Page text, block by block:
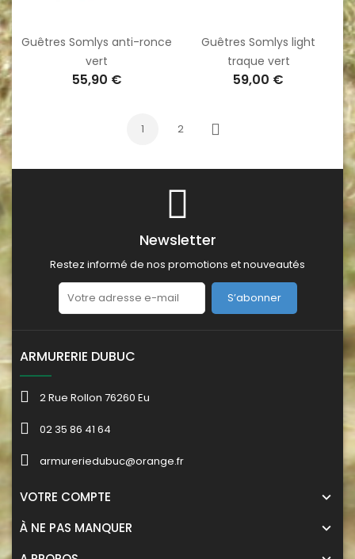
Guêtres Somlys anti-ronce
vert
55,90 €
Guêtres Somlys light
traque vert
59,00 €
1 2
Suivant
Newsletter
Restez informé de nos promotions et nouveautés
S’abonner
ARMURERIE DUBUC
2 Rue Rollon 76260 Eu
02 35 86 41 64
armureriedubuc@orange.fr
VOTRE COMPTE
À NE PAS MANQUER